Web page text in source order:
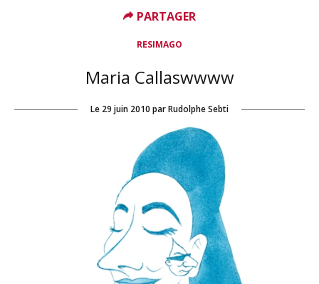
RESIMAGO
Maria Callaswwww
Le 29 juin 2010 parRudolphe Sebti
PARTAGER